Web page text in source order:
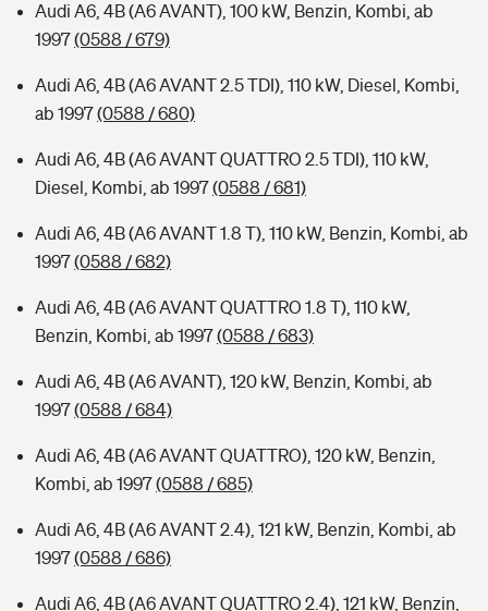
Audi A6, 4B (A6 AVANT), 100 kW, Benzin, Kombi, ab
1997(0588 / 679)
Audi A6, 4B (A6 AVANT 2.5 TDI), 110 kW, Diesel, Kombi,
ab 1997(0588 / 680)
Audi A6, 4B (A6 AVANT QUATTRO 2.5 TDI), 110 kW,
Diesel, Kombi, ab 1997(0588 / 681)
Audi A6, 4B (A6 AVANT 1.8 T), 110 kW, Benzin, Kombi, ab
1997(0588 / 682)
Audi A6, 4B (A6 AVANT QUATTRO 1.8 T), 110 kW,
Benzin, Kombi, ab 1997(0588 / 683)
Audi A6, 4B (A6 AVANT), 120 kW, Benzin, Kombi, ab
1997(0588 / 684)
Audi A6, 4B (A6 AVANT QUATTRO), 120 kW, Benzin,
Kombi, ab 1997(0588 / 685)
Audi A6, 4B (A6 AVANT 2.4), 121 kW, Benzin, Kombi, ab
1997(0588 / 686)
Audi A6, 4B (A6 AVANT QUATTRO 2.4), 121 kW, Benzin,